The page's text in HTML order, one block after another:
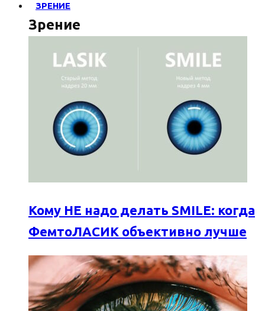
ЗРЕНИЕ
Зрение
Кому НЕ надо делать SMILE: когда
ФемтоЛАСИК объективно лучше